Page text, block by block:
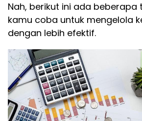
Nah, berikut ini ada beberapa
kamu coba untuk mengelola
dengan lebih efektif.